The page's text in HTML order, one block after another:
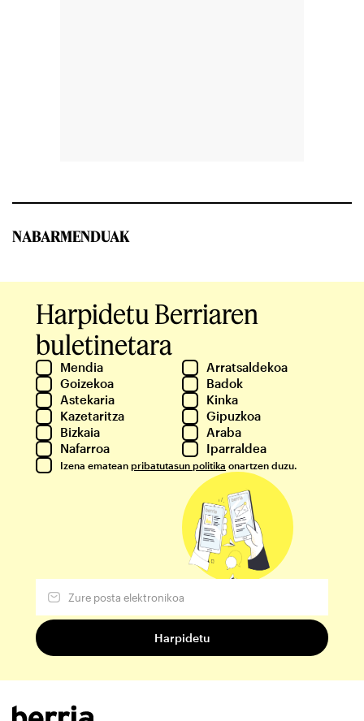
NABARMENDUAK
Harpidetu Berriaren
buletinetara
Mendia
Arratsaldekoa
Goizekoa
Badok
Astekaria
Kinka
Kazetaritza
Gipuzkoa
Bizkaia
Araba
Nafarroa
Iparraldea
Izena ematean pribatutasun politika onartzen duzu.